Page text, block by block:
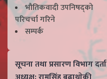
भाैतिकवादी उपनिषद्काे
परिचर्चा गरिने
सम्पर्क
सूचना तथा प्रसारण विभाग